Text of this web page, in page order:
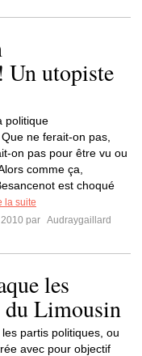
Un utopiste
politique
ne ferait-on pas,
on pas pour être vu ou
comme ça,
est choqué
la suite
par Audraygaillard
les
du Limousin
partis politiques, ou
avec pour objectif